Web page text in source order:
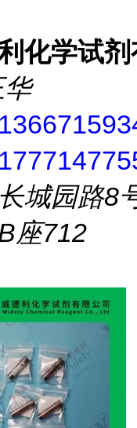
化学试剂
华
城园路8
座712